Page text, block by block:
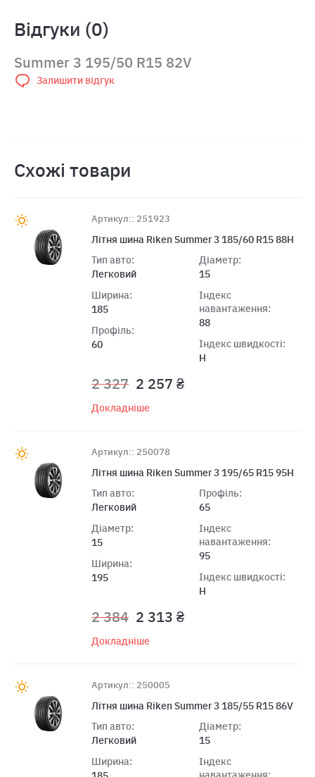
Відгуки (0)
Summer 3 195/50 R15 82V
Залишити відгук
Схожі товари
Артикул:: 251923
Літня шина Riken Summer 3 185/60 R15 88H
Тип авто:
Легковий
Ширина:
185
Профіль:
60
Діаметр:
15
Індекс
навантаження:
88
Індекс швидкості:
H
2 327 2 257 ₴
Докладніше
Артикул:: 250078
Літня шина Riken Summer 3 195/65 R15 95H
Тип авто:
Легковий
Діаметр:
15
Ширина:
195
Профіль:
65
Індекс
навантаження:
95
Індекс швидкості:
H
2 384 2 313 ₴
Докладніше
Артикул:: 250005
Літня шина Riken Summer 3 185/55 R15 86V
Тип авто:
Легковий
Ширина:
Діаметр:
15
Індекс